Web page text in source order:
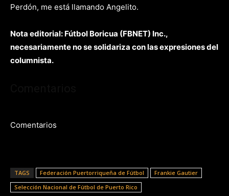
Perdón, me está llamando Angelito.
Nota editorial: Fútbol Boricua (FBNET) Inc.,
necesariamente no se solidariza con las expresiones del
columnista.
Comentarios
TAGS Federación Puertorriqueña de Fútbol
Frankie Gautier
Selección Nacional de Fútbol de Puerto Rico